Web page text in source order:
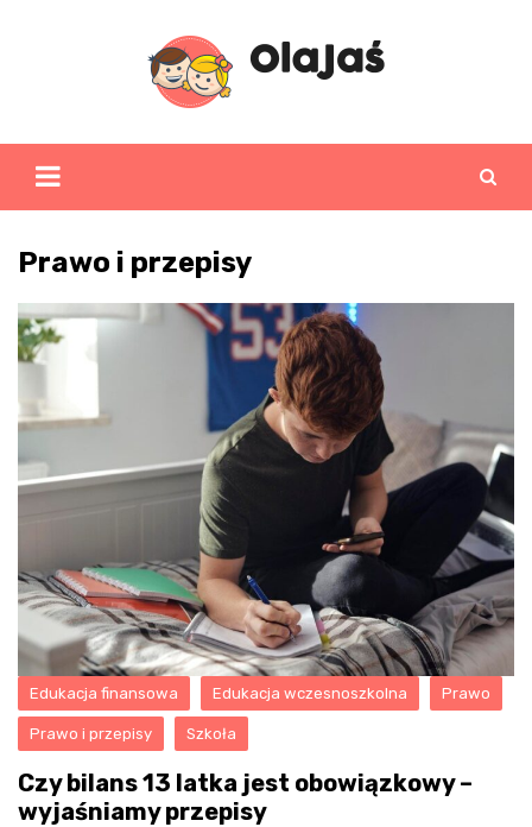
Prawo i przepisy
Edukacja finansowa Edukacja wczesnoszkolna Prawo
Prawo i przepisy Szkoła
Czy bilans 13 latka jest obowiązkowy –
wyjaśniamy przepisy